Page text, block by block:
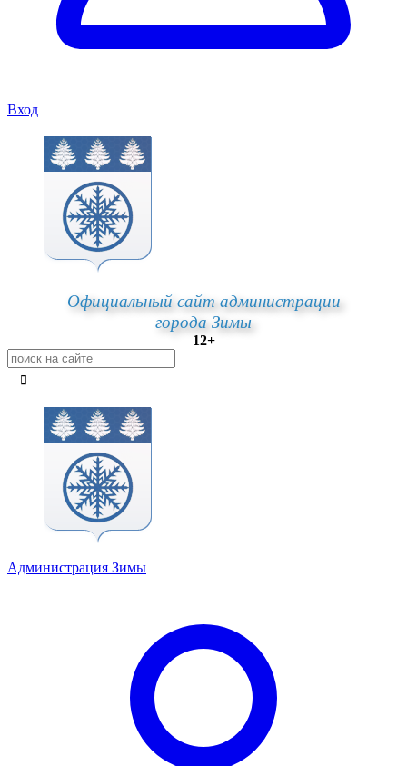
Вход
Официальный сайт администрации
города Зимы
12+
Администрация Зимы